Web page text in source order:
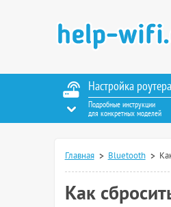
Настройка роутера
Подробные инструкции
для конкретных моделей
Главная Bluetooth
Как